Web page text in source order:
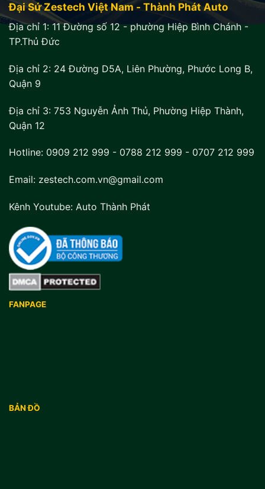
Đại Sứ Zestech Việt Nam - Thành Phát Auto
Địa chỉ 1: 11 Đường số 12 - phường Hiệp Bình Chánh -
TP.Thủ Đức
Địa chỉ 2: 24 Đường D5A, Liên Phường, Phước Long B,
Quận 9
Địa chỉ 3: 753 Nguyễn Ảnh Thủ, Phường Hiệp Thành,
Quận 12
Hotline: 0909 212 999 - 0788 212 999 - 0707 212 999
Email: zestech.com.vn@gmail.com
Kênh Youtube: Auto Thành Phát
FANPAGE
BẢN ĐỒ